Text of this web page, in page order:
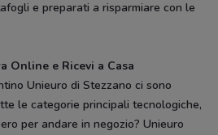
e preparati a risparmiare con le
Online e Ricevi a Casa
Unieuro di Stezzano ci sono
le categorie principali tecnologiche,
per andare in negozio? Unieuro